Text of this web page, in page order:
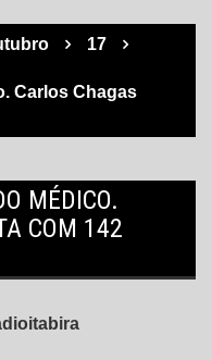
17
Carlos Chagas
MÉDICO.
COM 142